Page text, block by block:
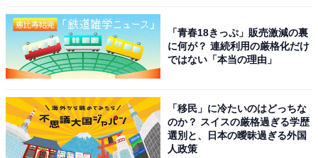
「青春18きっぷ」販売激減の裏
に何が？ 連続利用の厳格化だけ
ではない「本当の理由」
「移民」に冷たいのはどっちな
のか？ スイスの厳格過ぎる学歴
選別と、日本の曖昧過ぎる外国
人政策